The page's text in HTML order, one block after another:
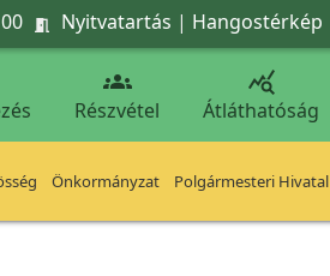
 Nyitvatartás | Hangostérkép

Részvétel

Átláthatóság
Önkormányzat Polgármesteri Hivatal